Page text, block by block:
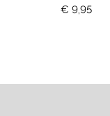
€ 9,95